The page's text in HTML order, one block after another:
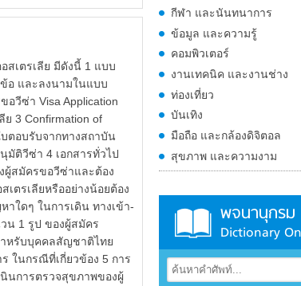
สเตรเลีย มีดังนี้ 1 แบบ
และลงนามในแบบ
า Visa Application
3 Confirmation of
บรับจากทางสถาบัน
มัติวีซ่า 4 เอกสารทั่วไป
มัครขอวีซ่าและต้อง
ตรเลียหรืออย่างน้อยต้อง
ใดๆ ในการเดิน ทางเข้า-
วน 1 รูป ของผู้สมัคร
บุคคลสัญชาติไทย
กรณีที่เกี่ยวข้อง 5 การ
ารตรวจสุขภาพของผู้
กีฬา และนันทนาการ
ข้อมูล และความรู้
คอมพิวเตอร์
งานเทคนิค และงานช่าง
ท่องเที่ยว
บันเทิง
มือถือ และกล้องดิจิตอล
สุขภาพ และความงาม
พจนานุกรม
Dictionary